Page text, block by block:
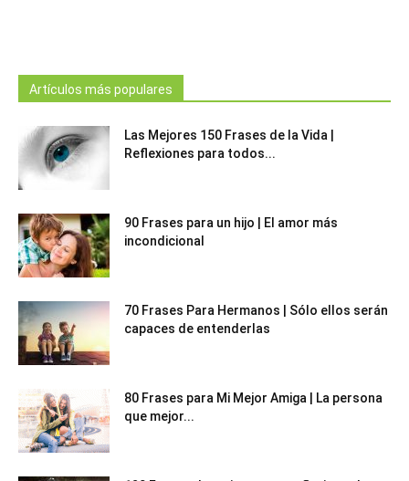
Artículos más populares
Las Mejores 150 Frases de la Vida |
Reflexiones para todos...
90 Frases para un hijo | El amor más
incondicional
70 Frases Para Hermanos | Sólo ellos serán
capaces de entenderlas
80 Frases para Mi Mejor Amiga | La persona
que mejor...